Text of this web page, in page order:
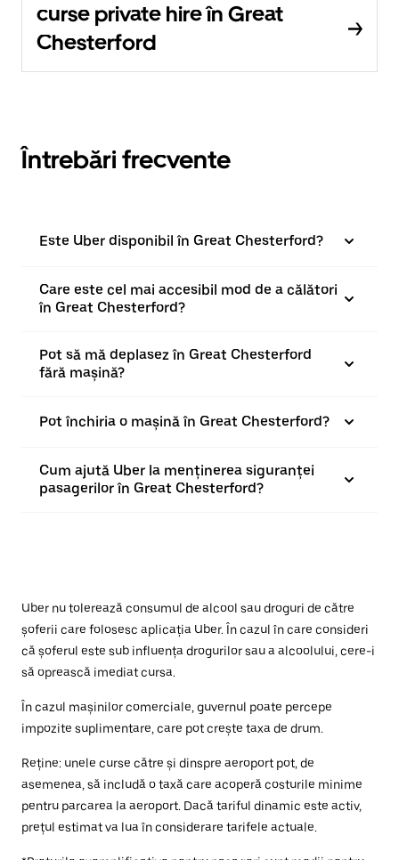
curse private hire în Great
Chesterford
Întrebări frecvente
Este Uber disponibil în Great Chesterford?
Care este cel mai accesibil mod de a călători
în Great Chesterford?
Pot să mă deplasez în Great Chesterford
fără mașină?
Pot închiria o mașină în Great Chesterford?
Cum ajută Uber la menținerea siguranței
pasagerilor în Great Chesterford?
Uber nu tolerează consumul de alcool sau droguri de către
șoferii care folosesc aplicația Uber. În cazul în care consideri
că șoferul este sub influența drogurilor sau a alcoolului, cere-i
să oprească imediat cursa.
În cazul mașinilor comerciale, guvernul poate percepe
impozite suplimentare, care pot crește taxa de drum.
Reține: unele curse către și dinspre aeroport pot, de
asemenea, să includă o taxă care acoperă costurile minime
pentru parcarea la aeroport. Dacă tariful dinamic este activ,
prețul estimat va lua în considerare tarifele actuale.